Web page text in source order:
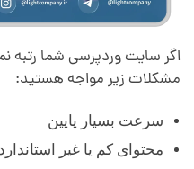
اگر سایت وردپرسی شما رتبه
مشکلات زیر مواجه هستید:
سرعت بسیار پایین
محتوای کم یا غیر استاندارد